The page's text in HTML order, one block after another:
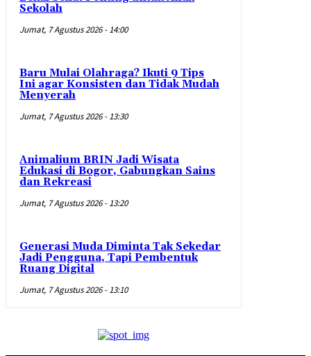
Sekolah
Jumat, 7 Agustus 2026 - 14:00
Baru Mulai Olahraga? Ikuti 9 Tips
Ini agar Konsisten dan Tidak Mudah
Menyerah
Jumat, 7 Agustus 2026 - 13:30
Animalium BRIN Jadi Wisata
Edukasi di Bogor, Gabungkan Sains
dan Rekreasi
Jumat, 7 Agustus 2026 - 13:20
Generasi Muda Diminta Tak Sekedar
Jadi Pengguna, Tapi Pembentuk
Ruang Digital
Jumat, 7 Agustus 2026 - 13:10